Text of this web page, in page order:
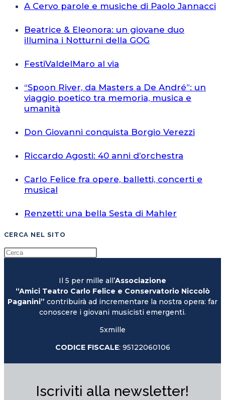
A Cervo parole e musiche di Paolo Jannacci
Beatrice & Eleonora: un giovane duo
illumina i Notturni della GOG
FestiValdelMaro al via
“Spoon River, da Masters a De André”: un
viaggio poetico tra memoria, musica e
umanità
Don Giovanni conquista Borgio Verezzi
Riccardo Agosti: 40 anni d’orchestra
Carlo Felice fra opere, balletti, concerti e
musical
Renzetti: una bella Sesta di Mahler
CERCA NEL SITO
Il 5 per mille all’Associazione
“Amici Teatro Carlo Felice e Conservatorio Niccolò
Paganini” contribuirà ad incrementare la nostra opera: far
conoscere i giovani musicisti emergenti.
5xmille
CODICE FISCALE: 95122060106
Iscriviti alla newsletter!